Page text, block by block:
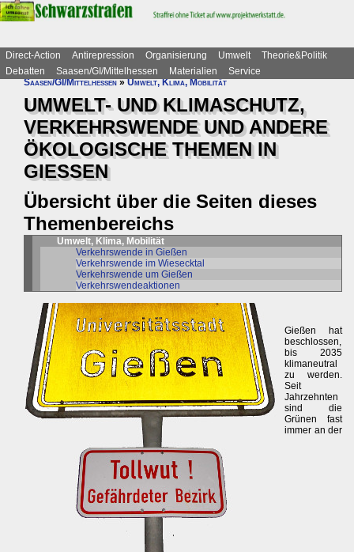
Direct-Action Antirepression Organisierung Umwelt
Theorie&Politik
Debatten
Saasen/GI/Mittelhessen Materialien
Service
Saasen/GI/Mittelhessen»Umwelt, Klima, Mobilität
UMWELT- UND KLIMASCHUTZ,
VERKEHRSWENDE UND ANDERE
ÖKOLOGISCHE THEMEN IN
GIESSEN
Übersicht über die Seiten dieses
Themenbereichs
Umwelt, Klima, Mobilität
Verkehrswende in Gießen
Verkehrswende im Wiesecktal
Verkehrswende um Gießen
Verkehrswendeaktionen
Gießen hat
beschlossen,
bis 2035
klimaneutral
zu werden.
Seit
Jahrzehnten
sind die
Grünen fast
immer an der